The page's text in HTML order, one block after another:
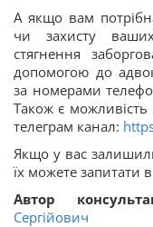
А якщо вам
чи захисту
стягнення
допомогою до
за номерами
Також є
телеграм канал:
Якщо у вас
їх можете запитати
Автор
Сергійович